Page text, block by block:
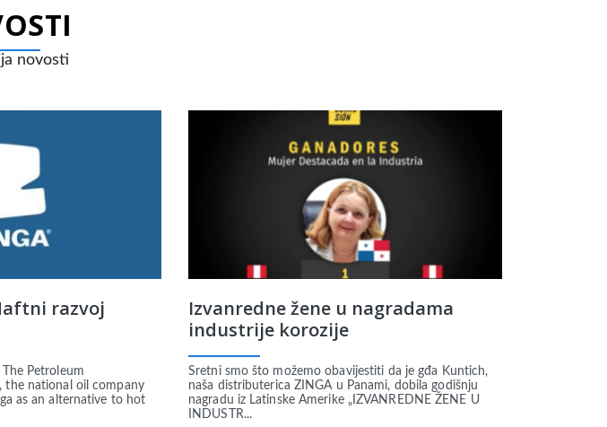
novosti
razvoj
Petroleum
the national oil company
as an alternative to hot
Izvanredne žene u nagradama
industrije korozije
Sretni smo što možemo obavijestiti da je gđa Kuntich,
naša distributerica ZINGA u Panami, dobila godišnju
nagradu iz Latinske Amerike „IZVANREDNE ŽENE U
INDUSTR...